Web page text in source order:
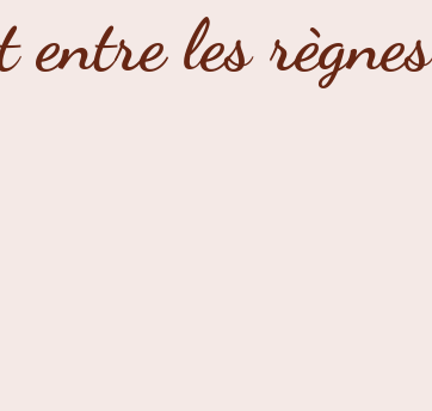
intérieure traversée astral
entre les règnes